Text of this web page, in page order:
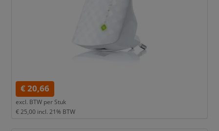
€ 20,66
excl. BTW per Stuk
€ 25,00 incl. 21% BTW